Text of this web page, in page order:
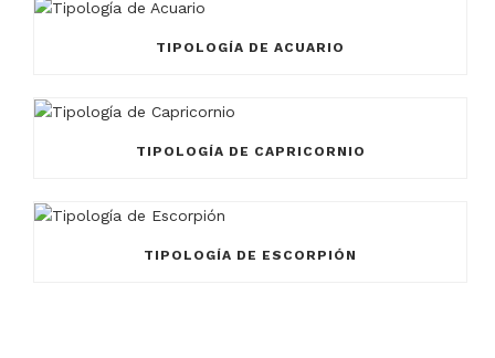
TIPOLOGÍA DE ACUARIO
TIPOLOGÍA DE CAPRICORNIO
TIPOLOGÍA DE ESCORPIÓN